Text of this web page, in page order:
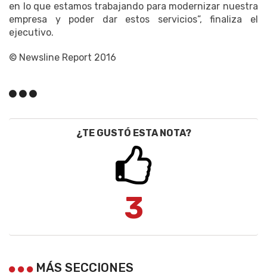
en lo que estamos trabajando para modernizar nuestra
empresa y poder dar estos servicios”, finaliza el
ejecutivo.
© Newsline Report 2016
¿TE GUSTÓ ESTA NOTA?
3
MÁS SECCIONES